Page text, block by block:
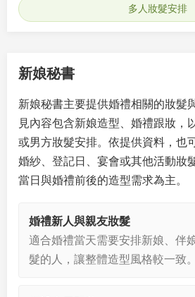
多人妝髮安排
新娘秘書
新娘秘書主要提供婚禮相關的妝髮
見內容包含新娘造型、婚禮跟妝，
或男方妝髮安排。依提供資料，也
婚紗、登記日、宴會或其他活動妝
當日與婚禮前後的造型需求為主。
婚禮新人與親友妝髮
適合婚禮當天需要安排新娘、伴
髮的人，讓整體造型風格較一致。